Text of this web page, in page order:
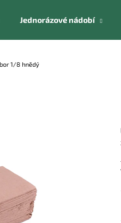
Jednorázové nádobí
1/8 hnědý